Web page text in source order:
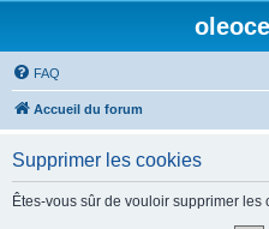
FAQ
Accueil du forum
Supprimer les cookies
Êtes-vous sûr de vouloir supprimer les